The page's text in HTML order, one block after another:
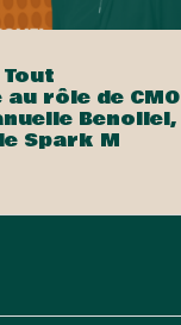
rôle de CMO
Benoliel,
Spark M